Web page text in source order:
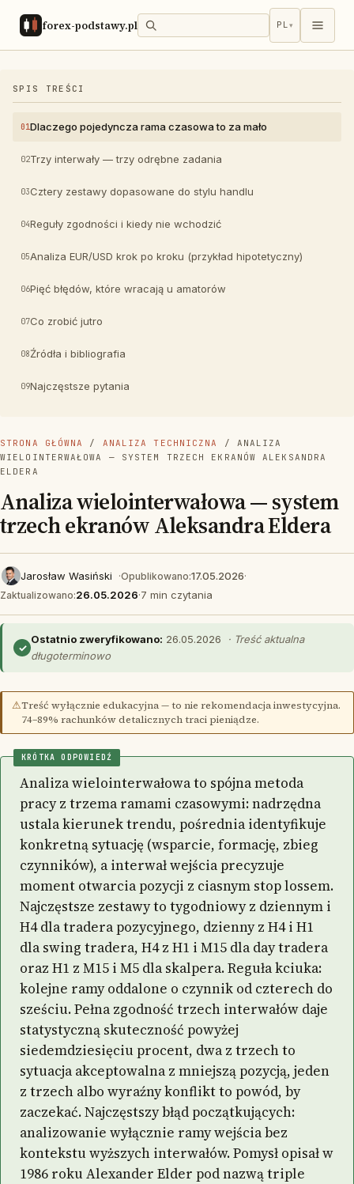
forex-podstawy.pl PL▾
SPIS TREŚCI
Dlaczego pojedyncza rama czasowa to za mało
Trzy interwały — trzy odrębne zadania
Cztery zestawy dopasowane do stylu handlu
Reguły zgodności i kiedy nie wchodzić
Analiza EUR/USD krok po kroku (przykład hipotetyczny)
Pięć błędów, które wracają u amatorów
Co zrobić jutro
Źródła i bibliografia
Najczęstsze pytania
STRONA GŁÓWNA / ANALIZA TECHNICZNA
/ ANALIZA
WIELOINTERWAŁOWA — SYSTEM TRZECH EKRANÓW ALEKSANDRA
ELDERA
Analiza wielointerwałowa — system
trzech ekranów Aleksandra Eldera
Jarosław Wasiński ·Opublikowano:17.05.2026·
Zaktualizowano:26.05.2026·7 min czytania
✓
Ostatnio zweryfikowano: 26.05.2026
· Treść aktualna
długoterminowo
⚠Treść wyłącznie edukacyjna — to nie rekomendacja inwestycyjna.
74–89% rachunków detalicznych traci pieniądze.
KRÓTKA ODPOWIEDŹ
Analiza wielointerwałowa to spójna metoda
pracy z trzema ramami czasowymi: nadrzędna
ustala kierunek trendu, pośrednia identyfikuje
konkretną sytuację (wsparcie, formację, zbieg
czynników), a interwał wejścia precyzuje
moment otwarcia pozycji z ciasnym stop lossem.
Najczęstsze zestawy to tygodniowy z dziennym i
H4 dla tradera pozycyjnego, dzienny z H4 i H1
dla swing tradera, H4 z H1 i M15 dla day tradera
oraz H1 z M15 i M5 dla skalpera. Reguła kciuka:
kolejne ramy oddalone o czynnik od czterech do
sześciu. Pełna zgodność trzech interwałów daje
statystyczną skuteczność powyżej
siedemdziesięciu procent, dwa z trzech to
sytuacja akceptowalna z mniejszą pozycją, jeden
z trzech albo wyraźny konflikt to powód, by
zaczekać. Najczęstszy błąd początkujących:
analizowanie wyłącznie ramy wejścia bez
kontekstu wyższych interwałów. Pomysł opisał w
1986 roku Alexander Elder pod nazwą triple